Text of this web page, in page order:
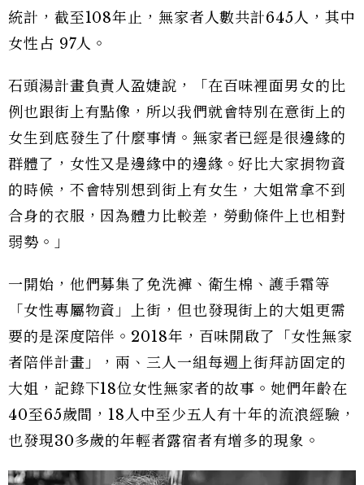
統計，截至108年止，無家者人數共計645人，其中
女性占 97人。
石頭湯計畫負責人盈婕說，「在百味裡面男女的比
例也跟街上有點像，所以我們就會特別在意街上的
女生到底發生了什麼事情。無家者已經是很邊緣的
群體了，女性又是邊緣中的邊緣。好比大家捐物資
的時候，不會特別想到街上有女生，大姐常拿不到
合身的衣服，因為體力比較差，勞動條件上也相對
弱勢。」
一開始，他們募集了免洗褲、衛生棉、護手霜等
「女性專屬物資」上街，但也發現街上的大姐更需
要的是深度陪伴。2018年，百味開啟了「女性無家
者陪伴計畫」，兩、三人一組每週上街拜訪固定的
大姐，記錄下18位女性無家者的故事。她們年齡在
40至65歲間，18人中至少五人有十年的流浪經驗，
也發現30多歲的年輕者露宿者有增多的現象。